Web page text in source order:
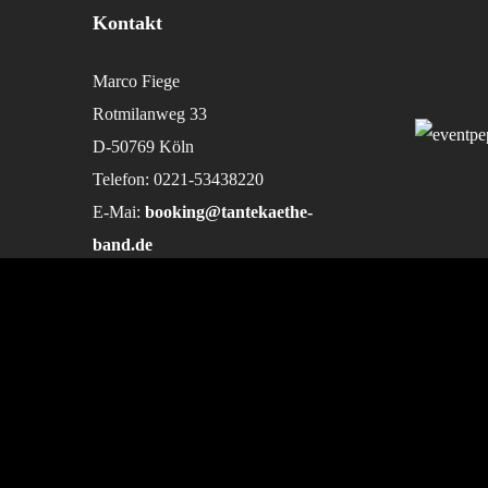
Kontakt
Marco Fiege
Rotmilanweg 33
D-50769 Köln
Telefon: 0221-53438220
E-Mai: booking@tantekaethe-
band.de